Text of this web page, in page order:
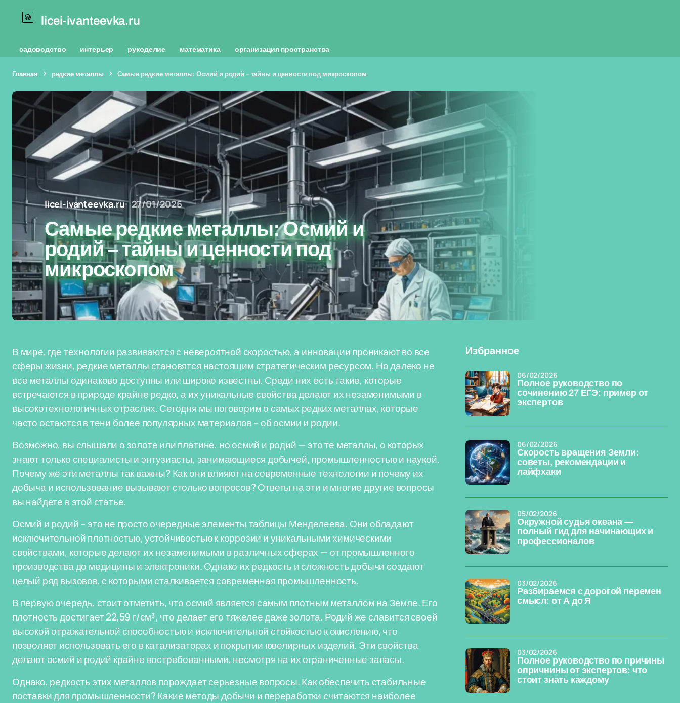
licei-ivanteevka.ru
садоводство интерьер рукоделие математика организация пространства
Главная редкие металлы Самые редкие металлы: Осмий и родий – тайны и ценности под микроскопом
licei-ivanteevka.ru 27/01/2026
Самые редкие металлы: Осмий и
родий – тайны и ценности под
микроскопом
В мире, где технологии развиваются с невероятной скоростью, а инновации проникают во все
сферы жизни, редкие металлы становятся настоящим стратегическим ресурсом. Но далеко не
все металлы одинаково доступны или широко известны. Среди них есть такие, которые
встречаются в природе крайне редко, а их уникальные свойства делают их незаменимыми в
высокотехнологичных отраслях. Сегодня мы поговорим о самых редких металлах, которые
часто остаются в тени более популярных материалов – об осмии и родии.
Возможно, вы слышали о золоте или платине, но осмий и родий — это те металлы, о которых
знают только специалисты и энтузиасты, занимающиеся добычей, промышленностью и наукой.
Почему же эти металлы так важны? Как они влияют на современные технологии и почему их
добыча и использование вызывают столько вопросов? Ответы на эти и многие другие вопросы
вы найдете в этой статье.
Осмий и родий – это не просто очередные элементы таблицы Менделеева. Они обладают
исключительной плотностью, устойчивостью к коррозии и уникальными химическими
свойствами, которые делают их незаменимыми в различных сферах — от промышленного
производства до медицины и электроники. Однако их редкость и сложность добычи создают
целый ряд вызовов, с которыми сталкивается современная промышленность.
В первую очередь, стоит отметить, что осмий является самым плотным металлом на Земле. Его
плотность достигает 22,59 г/см³, что делает его тяжелее даже золота. Родий же славится своей
высокой отражательной способностью и исключительной стойкостью к окислению, что
позволяет использовать его в катализаторах и покрытии ювелирных изделий. Эти свойства
делают осмий и родий крайне востребованными, несмотря на их ограниченные запасы.
Однако, редкость этих металлов порождает серьезные вопросы. Как обеспечить стабильные
поставки для промышленности? Какие методы добычи и переработки считаются наиболее
Избранное
Полное руководство по
сочинению 27 ЕГЭ: пример от
экспертов
06/02/2026
Скорость вращения Земли:
советы, рекомендации и
лайфхаки
06/02/2026
Окружной судья океана —
полный гид для начинающих и
профессионалов
05/02/2026
Разбираемся с дорогой перемен
смысл: от А до Я
03/02/2026
Полное руководство по причины
опричнины от экспертов: что
стоит знать каждому
03/02/2026